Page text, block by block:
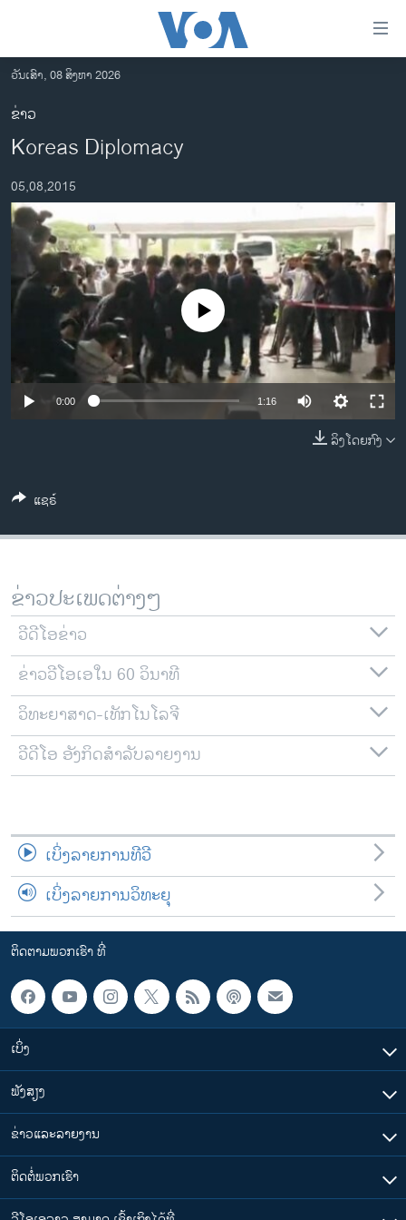
ເຂົ້າ
ຫາ
ຂ້າມ
ຂ້າມ
ໄປ
ຫາ
ຊອກ
ອາເມຣິກາ
ການເລືອກຕັ້ງ ປະທານາທີບໍດີ ສະຫະລັດ 2024
ຂ່າວ​ຈີນ
ໂລກ
ເອເຊຍ
ອິດສະຫຼະພາບດ້ານການຂ່າວ
ຊີວິດຊາວລາວ
ຊຸມຊົນຊາວລາວ
ວິທະຍາສາດ-ເທັກໂນໂລຈີ
ພາສາອັງກິດ
ລາຍການກະຈາຍສຽງ
ລາຍງານ
ຕິດຕາມພວກເຮົາ ທີ່
ພາສາຕ່າງໆ
ວັນເສົາ, 08 ສິງຫາ 2026
ຂ່າວ
Koreas Diplomacy
05,08,2015
No media source currently available
0:00 1:16
ລິງໂດຍກົງ
ແຊຣ໌
ຂ່າວປະເພດຕ່າງໆ
ວີດີໂອຂ່າວ
ຂ່າວວີໂອເອໃນ 60 ວິນາທີ
ວິທະຍາສາດ-ເທັກໂນໂລຈີ
ວີດີໂອ ອັງກິດສຳລັບລາຍງານ
ເບິ່ງລາຍການທີວີ
ເບິ່ງລາຍການວິທະຍຸ
ຕິດຕາມພວກເຮົາ ທີ່
ເບິ່ງ
ຟັງສຽງ
ຂ່າວແລະລາຍງານ
ຕິດຕໍ່ພວກເຮົາ